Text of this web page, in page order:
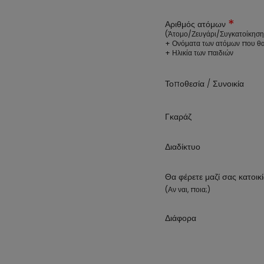
Αριθμός ατόμων *
(Άτομο/Ζευγάρι/
+ Ονόματα των ατόμων που
+ Ηλικία των παιδιών
Τοποθεσία / Συνοικία
Γκαράζ
Διαδίκτυο
Θα φέρετε μαζί σας
(Αν ναι, ποια;)
Διάφορα